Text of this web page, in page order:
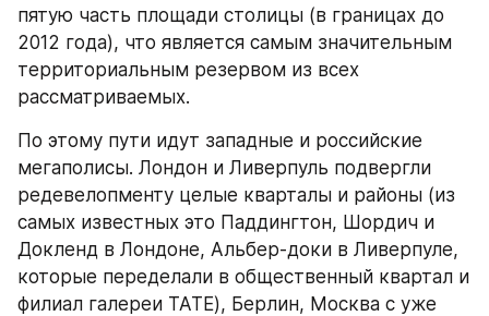
пятую часть площади столицы (в границах до
2012 года), что является самым значительным
территориальным резервом из всех
рассматриваемых.
По этому пути идут западные и российские
мегаполисы. Лондон и Ливерпуль подвергли
редевелопменту целые кварталы и районы (из
самых известных это Паддингтон, Шордич и
Докленд в Лондоне, Альбер-доки в Ливерпуле,
которые переделали в общественный квартал и
филиал галереи TATE), Берлин, Москва с уже